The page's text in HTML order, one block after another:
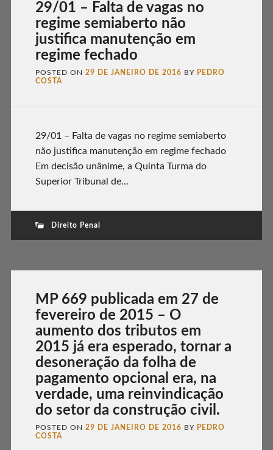
29/01 – Falta de vagas no
regime semiaberto não
justifica manutenção em
regime fechado
POSTED ON 29 DE JANEIRO DE 2016 BY PEDRO
COSTA
29/01 – Falta de vagas no regime semiaberto
não justifica manutenção em regime fechado
Em decisão unânime, a Quinta Turma do
Superior Tribunal de...
Direito Penal
MP 669 publicada em 27 de
fevereiro de 2015 – O
aumento dos tributos em
2015 já era esperado, tornar a
desoneração da folha de
pagamento opcional era, na
verdade, uma reinvindicação
do setor da construção civil.
POSTED ON 29 DE JANEIRO DE 2016 BY PEDRO
COSTA